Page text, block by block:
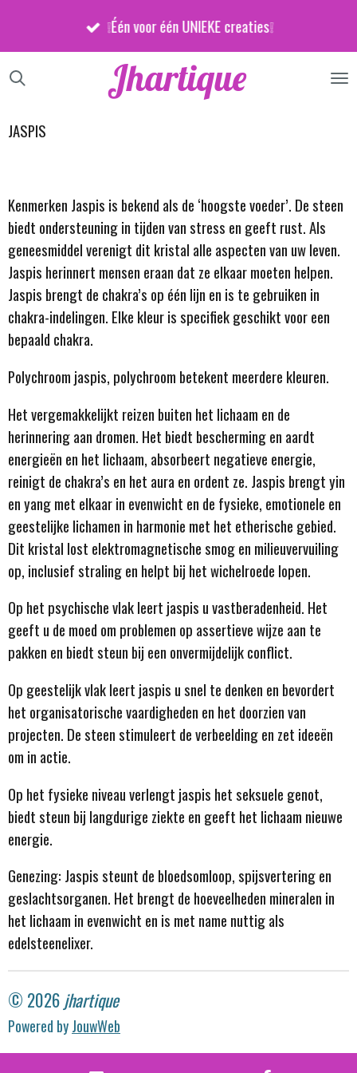
de
Jhartique
❕Één voor één UNIEKE creaties❕
JASPIS
Kenmerken Jaspis is bekend als de ‘hoogste voeder’. De steen
biedt ondersteuning in tijden van stress en geeft rust. Als
geneesmiddel verenigt dit kristal alle aspecten van uw leven.
Jaspis herinnert mensen eraan dat ze elkaar moeten helpen.
Jaspis brengt de chakra’s op één lijn en is te gebruiken in
chakra-indelingen. Elke kleur is specifiek geschikt voor een
bepaald chakra.
Polychroom jaspis, polychroom betekent meerdere kleuren.
Het vergemakkelijkt reizen buiten het lichaam en de
herinnering aan dromen. Het biedt bescherming en aardt
energieën en het lichaam, absorbeert negatieve energie,
reinigt de chakra’s en het aura en ordent ze. Jaspis brengt yin
en yang met elkaar in evenwicht en de fysieke, emotionele en
geestelijke lichamen in harmonie met het etherische gebied.
Dit kristal lost elektromagnetische smog en milieuvervuiling
op, inclusief straling en helpt bij het wichelroede lopen.
Op het psychische vlak leert jaspis u vastberadenheid. Het
geeft u de moed om problemen op assertieve wijze aan te
pakken en biedt steun bij een onvermijdelijk conflict.
Op geestelijk vlak leert jaspis u snel te denken en bevordert
het organisatorische vaardigheden en het doorzien van
projecten. De steen stimuleert de verbeelding en zet ideeën
om in actie.
Op het fysieke niveau verlengt jaspis het seksuele genot,
biedt steun bij langdurige ziekte en geeft het lichaam nieuwe
energie.
Genezing: Jaspis steunt de bloedsomloop, spijsvertering en
geslachtsorganen. Het brengt de hoeveelheden mineralen in
het lichaam in evenwicht en is met name nuttig als
edelsteenelixer.
© 2026jhartique
Powered byJouwWeb